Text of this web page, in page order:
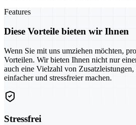
Features
Diese Vorteile bieten wir Ihnen
Wenn Sie mit uns umziehen möchten,
Vorteilen. Wir bieten Ihnen nicht nur
auch eine Vielzahl von
einfacher und stressfreier machen.
Stressfrei